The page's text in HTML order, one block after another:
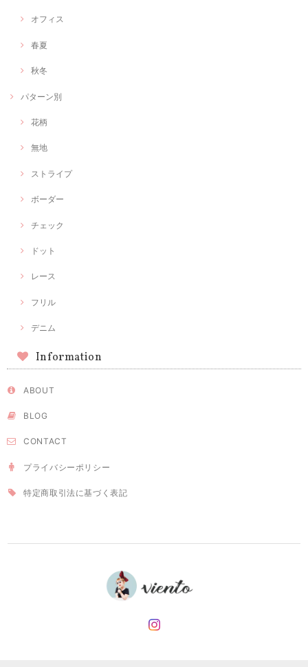
オフィス
春夏
秋冬
パターン別
花柄
無地
ストライプ
ボーダー
チェック
ドット
レース
フリル
デニム
Information
ABOUT
BLOG
CONTACT
プライバシーポリシー
特定商取引法に基づく表記